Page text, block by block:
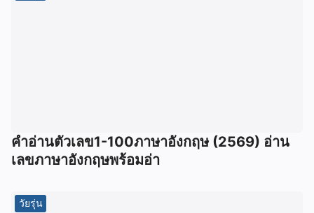
คำอ่านตัวเลข1-100ภาษาอังกฤษ (2569) อ่าน
เลขภาษาอังกฤษพร้อมอ่า
วัยรุ่น